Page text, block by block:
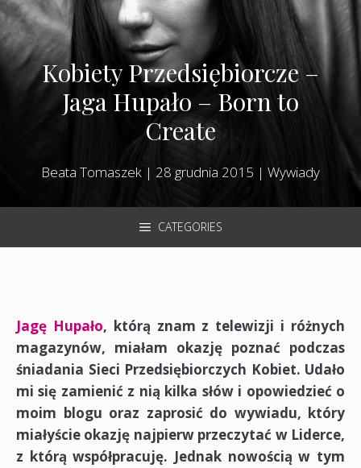
Kobiety Przedsiębiorcze –
Jaga Hupało – Born to
Create
Beata Tomaszek | 28 grudnia 2015 | Wywiady
CATEGORIES
Jagę Hupało, którą znam z telewizji i różnych
magazynów, miałam okazję poznać podczas
śniadania Sieci Przedsiębiorczych Kobiet. Udało
mi się zamienić z nią kilka słów i opowiedzieć o
moim blogu oraz zaprosić do wywiadu, który
miałyście okazję najpierw przeczytać w Liderce,
z którą współpracuję. Jednak nowością w tym